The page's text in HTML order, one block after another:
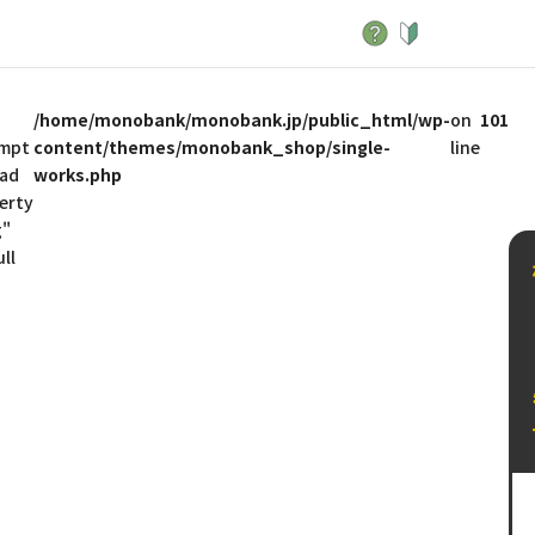
/home/monobank/monobank.jp/public_html/wp-
content/themes/monobank_shop/single-
works.php
on
line
101